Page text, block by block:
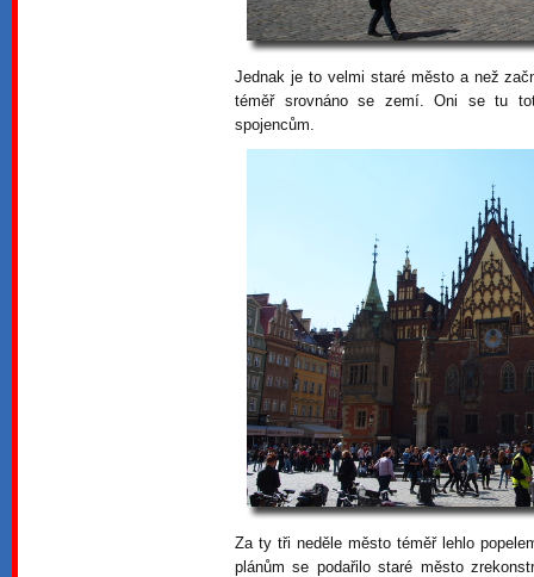
Jednak je to velmi staré město a než
téměř srovnáno se zemí. Oni se tu
spojencům.
Za ty tři neděle město téměř lehlo
plánům se podařilo staré město